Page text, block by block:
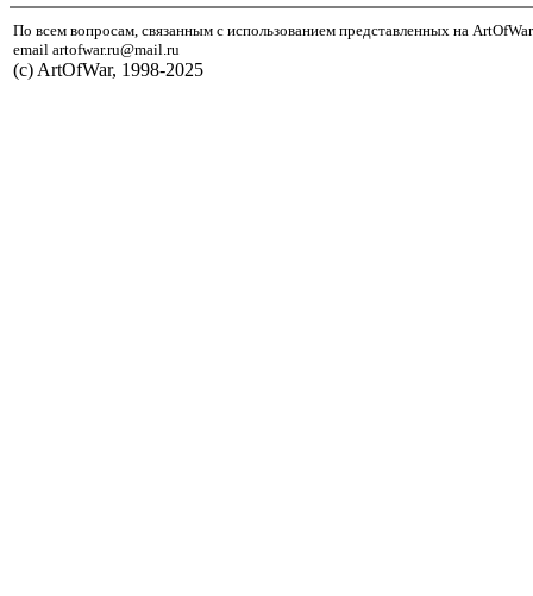
По всем вопросам, связанным с использованием представленных на
email artofwar.ru@mail.ru
(с) ArtOfWar, 1998-2025